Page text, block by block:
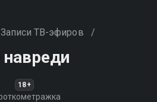
Записи ТВ-эфиров /
18+